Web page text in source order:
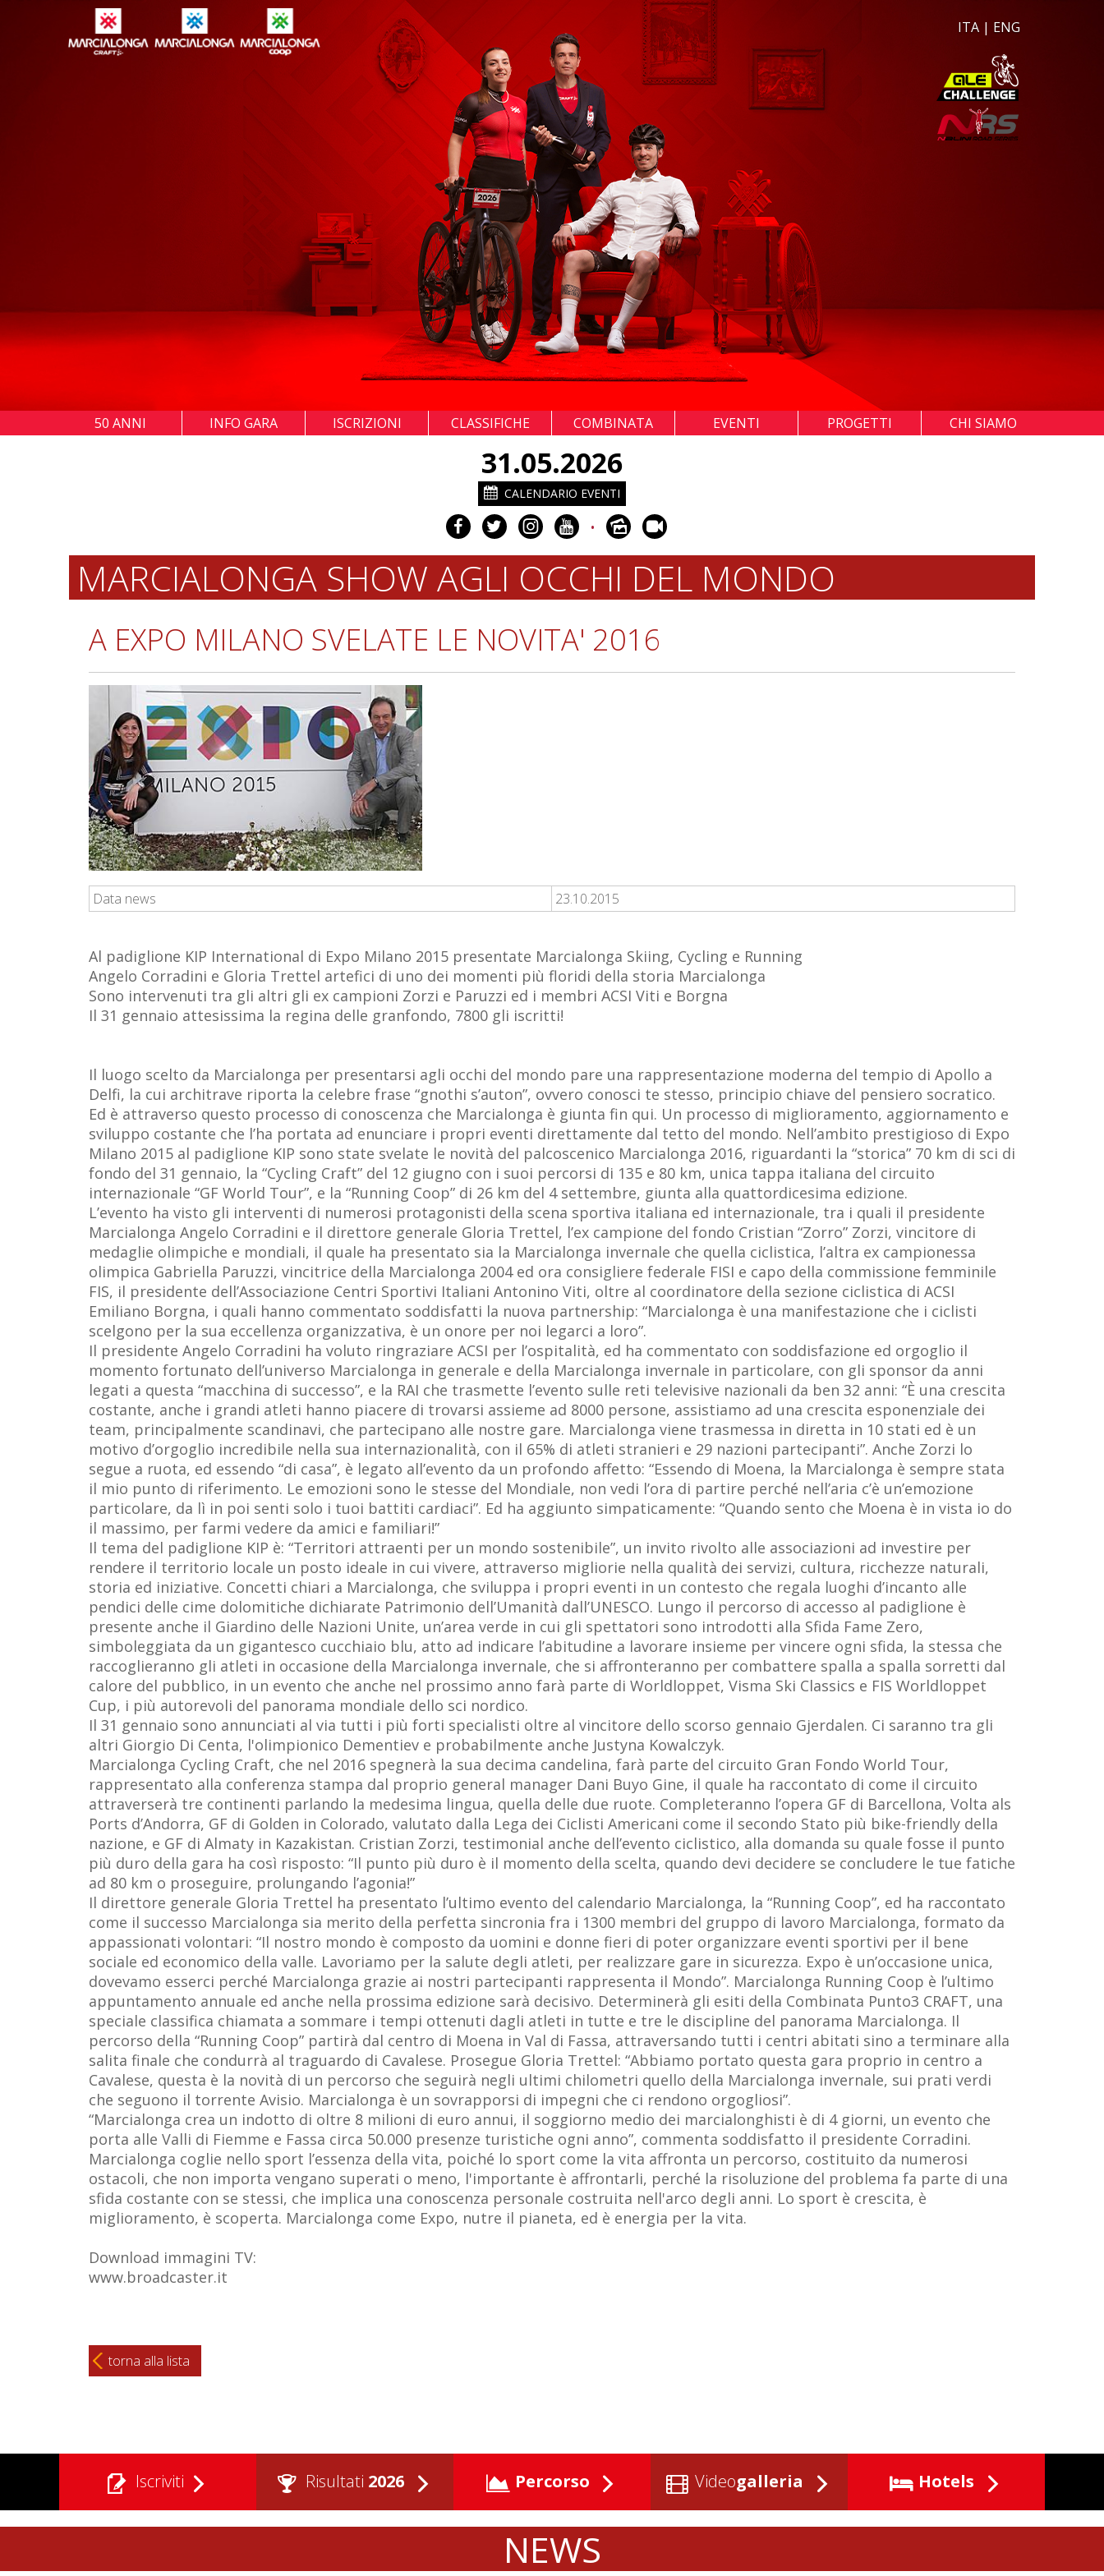
ITA | ENG
50 ANNI INFO GARA ISCRIZIONI CLASSIFICHE COMBINATA EVENTI PROGETTI CHI SIAMO
31.05.2026
CALENDARIO EVENTI
•
MARCIALONGA SHOW AGLI OCCHI DEL MONDO
A EXPO MILANO SVELATE LE NOVITA' 2016
Data news 23.10.2015
Al padiglione KIP International di Expo Milano 2015 presentate Marcialonga Skiing, Cycling e Running
Angelo Corradini e Gloria Trettel artefici di uno dei momenti più floridi della storia Marcialonga
Sono intervenuti tra gli altri gli ex campioni Zorzi e Paruzzi ed i membri ACSI Viti e Borgna
Il 31 gennaio attesissima la regina delle granfondo, 7800 gli iscritti!
Il luogo scelto da Marcialonga per presentarsi agli occhi del mondo pare una rappresentazione moderna del tempio di Apollo a
Delfi, la cui architrave riporta la celebre frase “gnothi s’auton”, ovvero conosci te stesso, principio chiave del pensiero socratico.
Ed è attraverso questo processo di conoscenza che Marcialonga è giunta fin qui. Un processo di miglioramento, aggiornamento e
sviluppo costante che l’ha portata ad enunciare i propri eventi direttamente dal tetto del mondo. Nell’ambito prestigioso di Expo
Milano 2015 al padiglione KIP sono state svelate le novità del palcoscenico Marcialonga 2016, riguardanti la “storica” 70 km di sci di
fondo del 31 gennaio, la “Cycling Craft” del 12 giugno con i suoi percorsi di 135 e 80 km, unica tappa italiana del circuito
internazionale “GF World Tour”, e la “Running Coop” di 26 km del 4 settembre, giunta alla quattordicesima edizione.
L’evento ha visto gli interventi di numerosi protagonisti della scena sportiva italiana ed internazionale, tra i quali il presidente
Marcialonga Angelo Corradini e il direttore generale Gloria Trettel, l’ex campione del fondo Cristian “Zorro” Zorzi, vincitore di
medaglie olimpiche e mondiali, il quale ha presentato sia la Marcialonga invernale che quella ciclistica, l’altra ex campionessa
olimpica Gabriella Paruzzi, vincitrice della Marcialonga 2004 ed ora consigliere federale FISI e capo della commissione femminile
FIS, il presidente dell’Associazione Centri Sportivi Italiani Antonino Viti, oltre al coordinatore della sezione ciclistica di ACSI
Emiliano Borgna, i quali hanno commentato soddisfatti la nuova partnership: “Marcialonga è una manifestazione che i ciclisti
scelgono per la sua eccellenza organizzativa, è un onore per noi legarci a loro”.
Il presidente Angelo Corradini ha voluto ringraziare ACSI per l’ospitalità, ed ha commentato con soddisfazione ed orgoglio il
momento fortunato dell’universo Marcialonga in generale e della Marcialonga invernale in particolare, con gli sponsor da anni
legati a questa “macchina di successo”, e la RAI che trasmette l’evento sulle reti televisive nazionali da ben 32 anni: “È una crescita
costante, anche i grandi atleti hanno piacere di trovarsi assieme ad 8000 persone, assistiamo ad una crescita esponenziale dei
team, principalmente scandinavi, che partecipano alle nostre gare. Marcialonga viene trasmessa in diretta in 10 stati ed è un
motivo d’orgoglio incredibile nella sua internazionalità, con il 65% di atleti stranieri e 29 nazioni partecipanti”. Anche Zorzi lo
segue a ruota, ed essendo “di casa”, è legato all’evento da un profondo affetto: “Essendo di Moena, la Marcialonga è sempre stata
il mio punto di riferimento. Le emozioni sono le stesse del Mondiale, non vedi l’ora di partire perché nell’aria c’è un’emozione
particolare, da lì in poi senti solo i tuoi battiti cardiaci”. Ed ha aggiunto simpaticamente: “Quando sento che Moena è in vista io do
il massimo, per farmi vedere da amici e familiari!”
Il tema del padiglione KIP è: “Territori attraenti per un mondo sostenibile”, un invito rivolto alle associazioni ad investire per
rendere il territorio locale un posto ideale in cui vivere, attraverso migliorie nella qualità dei servizi, cultura, ricchezze naturali,
storia ed iniziative. Concetti chiari a Marcialonga, che sviluppa i propri eventi in un contesto che regala luoghi d’incanto alle
pendici delle cime dolomitiche dichiarate Patrimonio dell’Umanità dall’UNESCO. Lungo il percorso di accesso al padiglione è
presente anche il Giardino delle Nazioni Unite, un’area verde in cui gli spettatori sono introdotti alla Sfida Fame Zero,
simboleggiata da un gigantesco cucchiaio blu, atto ad indicare l’abitudine a lavorare insieme per vincere ogni sfida, la stessa che
raccoglieranno gli atleti in occasione della Marcialonga invernale, che si affronteranno per combattere spalla a spalla sorretti dal
calore del pubblico, in un evento che anche nel prossimo anno farà parte di Worldloppet, Visma Ski Classics e FIS Worldloppet
Cup, i più autorevoli del panorama mondiale dello sci nordico.
Il 31 gennaio sono annunciati al via tutti i più forti specialisti oltre al vincitore dello scorso gennaio Gjerdalen. Ci saranno tra gli
altri Giorgio Di Centa, l'olimpionico Dementiev e probabilmente anche Justyna Kowalczyk.
Marcialonga Cycling Craft, che nel 2016 spegnerà la sua decima candelina, farà parte del circuito Gran Fondo World Tour,
rappresentato alla conferenza stampa dal proprio general manager Dani Buyo Gine, il quale ha raccontato di come il circuito
attraverserà tre continenti parlando la medesima lingua, quella delle due ruote. Completeranno l’opera GF di Barcellona, Volta als
Ports d’Andorra, GF di Golden in Colorado, valutato dalla Lega dei Ciclisti Americani come il secondo Stato più bike-friendly della
nazione, e GF di Almaty in Kazakistan. Cristian Zorzi, testimonial anche dell’evento ciclistico, alla domanda su quale fosse il punto
più duro della gara ha così risposto: “Il punto più duro è il momento della scelta, quando devi decidere se concludere le tue fatiche
ad 80 km o proseguire, prolungando l’agonia!”
Il direttore generale Gloria Trettel ha presentato l’ultimo evento del calendario Marcialonga, la “Running Coop”, ed ha raccontato
come il successo Marcialonga sia merito della perfetta sincronia fra i 1300 membri del gruppo di lavoro Marcialonga, formato da
appassionati volontari: “Il nostro mondo è composto da uomini e donne fieri di poter organizzare eventi sportivi per il bene
sociale ed economico della valle. Lavoriamo per la salute degli atleti, per realizzare gare in sicurezza. Expo è un’occasione unica,
dovevamo esserci perché Marcialonga grazie ai nostri partecipanti rappresenta il Mondo”. Marcialonga Running Coop è l’ultimo
appuntamento annuale ed anche nella prossima edizione sarà decisivo. Determinerà gli esiti della Combinata Punto3 CRAFT, una
speciale classifica chiamata a sommare i tempi ottenuti dagli atleti in tutte e tre le discipline del panorama Marcialonga. Il
percorso della “Running Coop” partirà dal centro di Moena in Val di Fassa, attraversando tutti i centri abitati sino a terminare alla
salita finale che condurrà al traguardo di Cavalese. Prosegue Gloria Trettel: “Abbiamo portato questa gara proprio in centro a
Cavalese, questa è la novità di un percorso che seguirà negli ultimi chilometri quello della Marcialonga invernale, sui prati verdi
che seguono il torrente Avisio. Marcialonga è un sovrapporsi di impegni che ci rendono orgogliosi”.
“Marcialonga crea un indotto di oltre 8 milioni di euro annui, il soggiorno medio dei marcialonghisti è di 4 giorni, un evento che
porta alle Valli di Fiemme e Fassa circa 50.000 presenze turistiche ogni anno”, commenta soddisfatto il presidente Corradini.
Marcialonga coglie nello sport l’essenza della vita, poiché lo sport come la vita affronta un percorso, costituito da numerosi
ostacoli, che non importa vengano superati o meno, l'importante è affrontarli, perché la risoluzione del problema fa parte di una
sfida costante con se stessi, che implica una conoscenza personale costruita nell'arco degli anni. Lo sport è crescita, è
miglioramento, è scoperta. Marcialonga come Expo, nutre il pianeta, ed è energia per la vita.
Download immagini TV:
www.broadcaster.it
torna alla lista
Iscriviti Risultati 2026 Percorso Videogalleria Hotels
NEWS